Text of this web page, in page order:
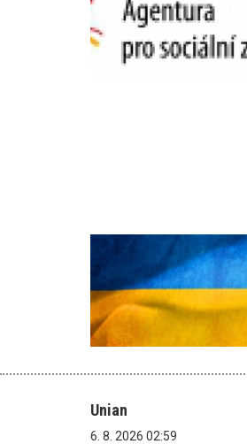
Unian
6. 8. 2026 02:59